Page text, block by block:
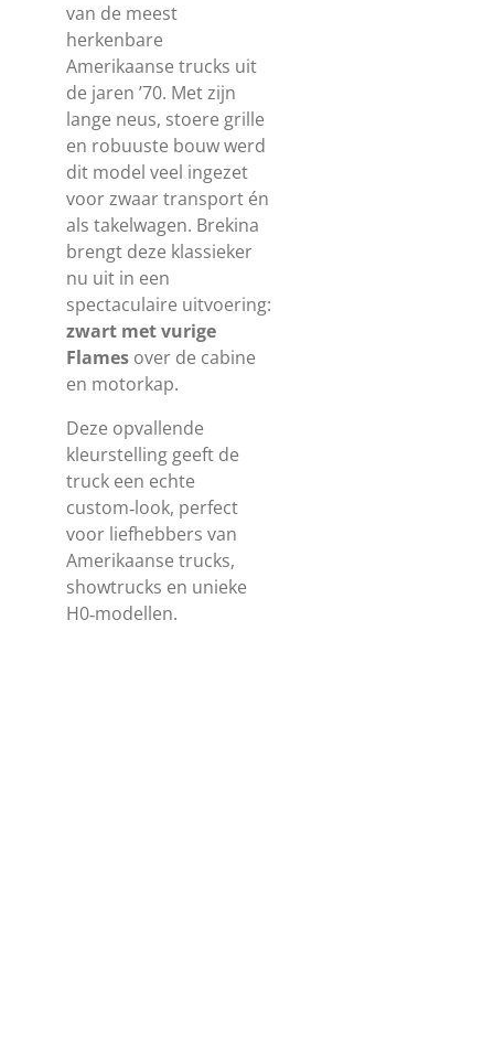
van de meest
herkenbare
Amerikaanse trucks uit
de jaren ’70. Met zijn
lange neus, stoere grille
en robuuste bouw werd
dit model veel ingezet
voor zwaar transport én
als takelwagen. Brekina
brengt deze klassieker
nu uit in een
spectaculaire uitvoering:
zwart met vurige
Flames over de cabine
en motorkap.
Deze opvallende
kleurstelling geeft de
truck een echte
custom‑look, perfect
voor liefhebbers van
Amerikaanse trucks,
showtrucks en unieke
H0‑modellen.